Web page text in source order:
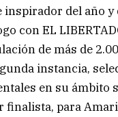
inspirador del año
con EL
de más de
instancia,
en su ámbito
finalista, para